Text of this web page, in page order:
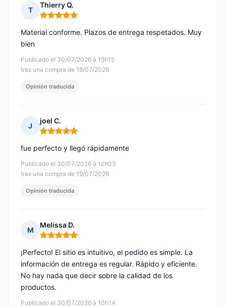
T
Thierry Q.
Nota: 5 de 5
Publicado el 30/07/2026 à 15h15
tras una compra de 18/07/2026
Material conforme. Plazos de entrega respetados. Muy
bien
Opinión traducida
J
joel C.
Nota: 5 de 5
Publicado el 30/07/2026 à 12h03
tras una compra de 19/07/2026
fue perfecto y llegó rápidamente
Opinión traducida
M
Melissa D.
Nota: 5 de 5
Publicado el 30/07/2026 à 10h14
¡Perfecto! El sitio es intuitivo, el pedido es simple. La
información de entrega es regular. Rápido y eficiente.
No hay nada que decir sobre la calidad de los
productos.